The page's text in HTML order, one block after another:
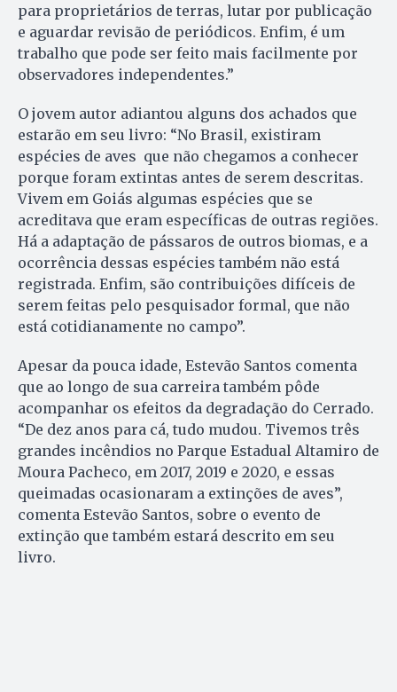
para proprietários de terras, lutar por publicação
e aguardar revisão de periódicos. Enfim, é um
trabalho que pode ser feito mais facilmente por
observadores independentes.”
O jovem autor adiantou alguns dos achados que
estarão em seu livro: “No Brasil, existiram
espécies de aves que não chegamos a conhecer
porque foram extintas antes de serem descritas.
Vivem em Goiás algumas espécies que se
acreditava que eram específicas de outras regiões.
Há a adaptação de pássaros de outros biomas, e a
ocorrência dessas espécies também não está
registrada. Enfim, são contribuições difíceis de
serem feitas pelo pesquisador formal, que não
está cotidianamente no campo”.
Apesar da pouca idade, Estevão Santos comenta
que ao longo de sua carreira também pôde
acompanhar os efeitos da degradação do Cerrado.
“De dez anos para cá, tudo mudou. Tivemos três
grandes incêndios no Parque Estadual Altamiro de
Moura Pacheco, em 2017, 2019 e 2020, e essas
queimadas ocasionaram a extinções de aves”,
comenta Estevão Santos, sobre o evento de
extinção que também estará descrito em seu
livro.